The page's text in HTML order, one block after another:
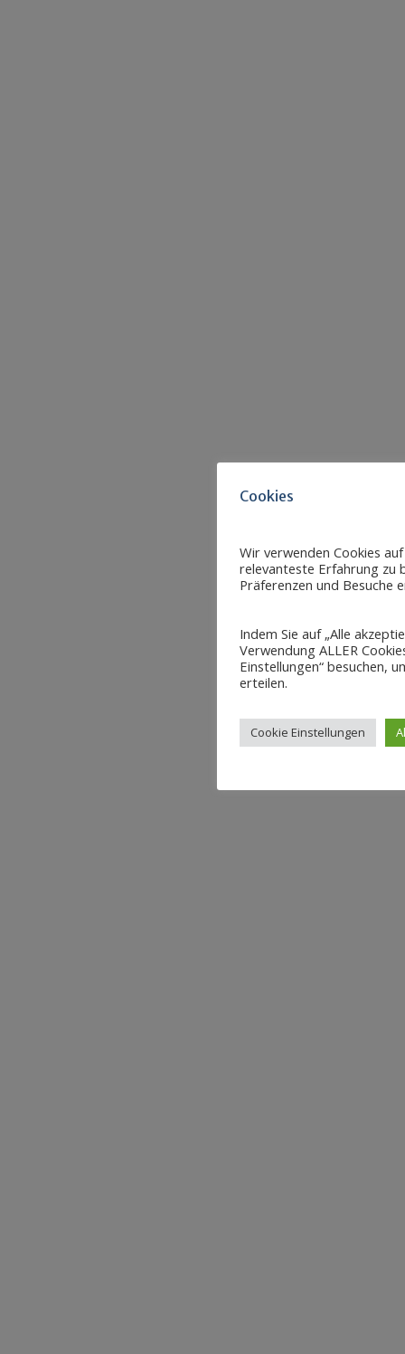
Cookies
Wir verwenden Cookies
relevanteste Erfahrung zu
Präferenzen und Besuche
Indem Sie auf „Alle
Verwendung ALLER
Einstellungen“ besuchen,
erteilen.
Cookie Einstellungen